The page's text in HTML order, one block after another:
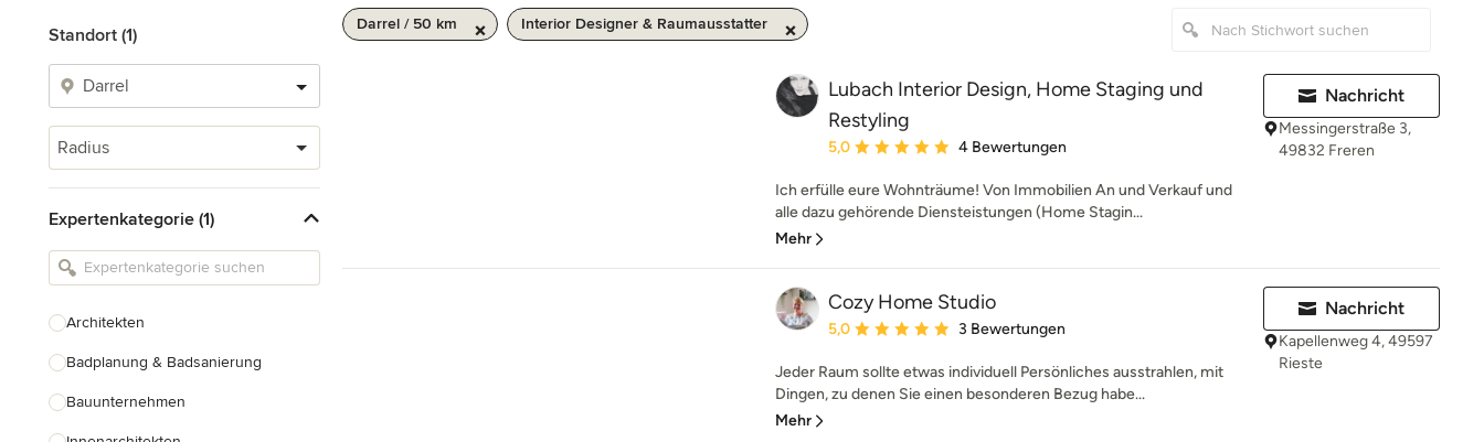
Standort (1)
Radius
Expertenkategorie (1)
Architekten
Badplanung & Badsanierung
Bauunternehmen
Darrel / 50 km Interior Designer & Raumausstatter
Lubach Interior Design, Home Staging und
Restyling
Durchschnittliche Bewertung: 5 von 5 Sternen
5,0 4 Bewertungen
Ich erfülle eure Wohnträume! Von Immobilien An und Verkauf und
alle dazu gehörende Diensteistungen (Home Stagin...
Mehr
Nachricht
Messingerstraße 3,
49832 Freren
Cozy Home Studio
Durchschnittliche Bewertung: 5 von 5 Sternen
5,0 3 Bewertungen
Jeder Raum sollte etwas individuell Persönliches ausstrahlen, mit
Dingen, zu denen Sie einen besonderen Bezug habe...
Mehr
Nachricht
Kapellenweg 4, 49597
Rieste